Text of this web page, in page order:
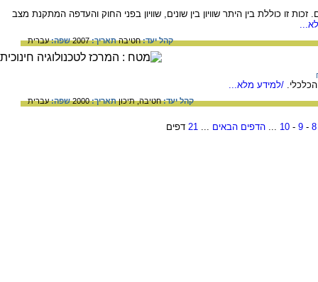
זו כוללת בין היתר שוויון בין שונים, שוויון בפני החוק והעדפה המתקנת מצב
קהל יעד:חטיבהתאריך:2007 שפה:עברית
/למידע מלא...
קהל יעד:חטיבה,תיכוןתאריך:2000 שפה:עברית
8
-
9
-
10
...הדפים הבאים ...
21 דפים